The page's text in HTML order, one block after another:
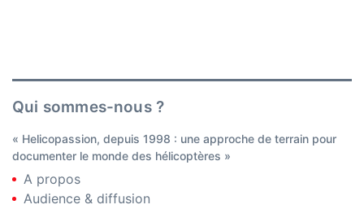
Qui sommes-nous ?
« Helicopassion, depuis 1998 : une approche de terrain pour
documenter le monde des hélicoptères »
A propos
Audience & diffusion